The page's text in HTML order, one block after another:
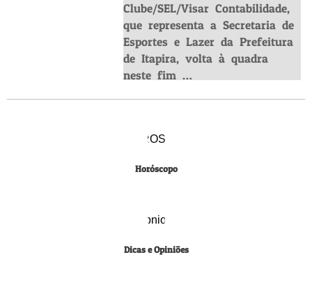
Clube/SEL/Visar Contabilidade,
que representa a Secretaria de
Esportes e Lazer da Prefeitura
de Itapira, volta à quadra
neste fim …
Horóscopo
Dicas e Opiniões